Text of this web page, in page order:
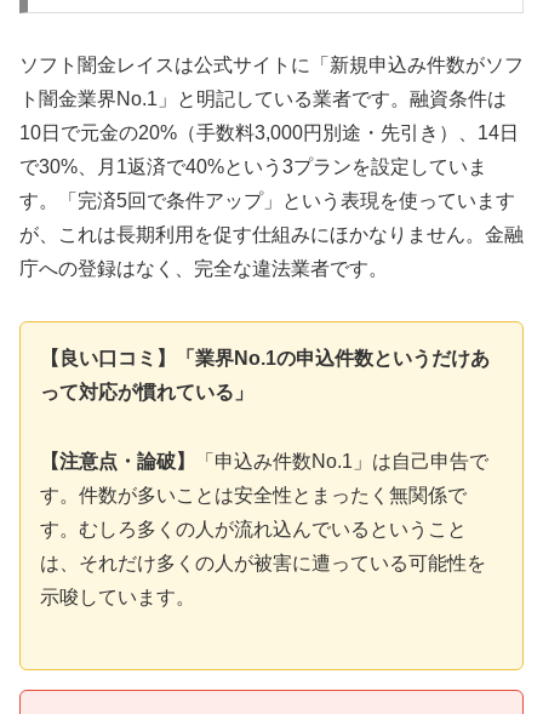
ソフト闇金レイスは公式サイトに「新規申込み件数がソフ
ト闇金業界No.1」と明記している業者です。融資条件は
10日で元金の20%（手数料3,000円別途・先引き）、14日
で30%、月1返済で40%という3プランを設定していま
す。「完済5回で条件アップ」という表現を使っています
が、これは長期利用を促す仕組みにほかなりません。金融
庁への登録はなく、完全な違法業者です。
【良い口コミ】「業界No.1の申込件数というだけあ
って対応が慣れている」
【注意点・論破】
「申込み件数No.1」は自己申告で
す。件数が多いことは安全性とまったく無関係で
す。むしろ多くの人が流れ込んでいるということ
は、それだけ多くの人が被害に遭っている可能性を
示唆しています。